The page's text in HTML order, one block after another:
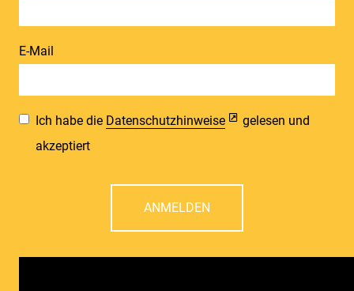
E-Mail
Ich habe die Datenschutzhinweise
gelesen und
akzeptiert
ANMELDEN